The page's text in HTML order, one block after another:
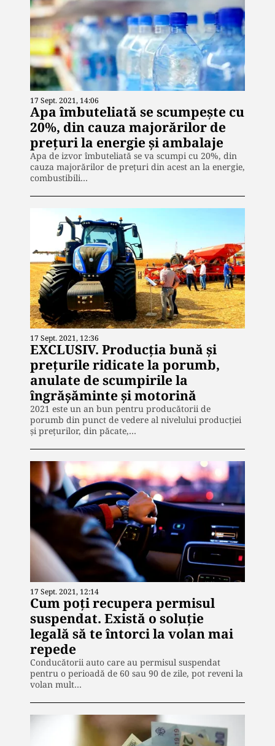
17 Sept. 2021, 14:06
Apa îmbuteliată se scumpește cu
20%, din cauza majorărilor de
prețuri la energie și ambalaje
Apa de izvor îmbuteliată se va scumpi cu 20%, din
cauza majorărilor de prețuri din acest an la energie,
combustibili…
17 Sept. 2021, 12:36
EXCLUSIV. Producția bună și
prețurile ridicate la porumb,
anulate de scumpirile la
îngrășăminte și motorină
2021 este un an bun pentru producătorii de
porumb din punct de vedere al nivelului producției
și prețurilor, din păcate,…
17 Sept. 2021, 12:14
Cum poți recupera permisul
suspendat. Există o soluție
legală să te întorci la volan mai
repede
Conducătorii auto care au permisul suspendat
pentru o perioadă de 60 sau 90 de zile, pot reveni la
volan mult…